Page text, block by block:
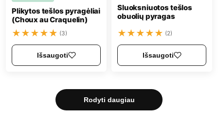
Plikytos tešlos pyragėliai
(Choux au Craquelin)
★★★★★ (3)
Išsaugoti
Sluoksniuotos tešlos
obuolių pyragas
★★★★★ (2)
Išsaugoti
Rodyti daugiau